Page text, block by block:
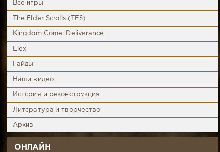
Все игры
The Elder Scrolls (TES)
Kingdom Come: Deliverance
Elex
Гайды
Наши видео
История и реконструкция
Литература и творчество
Архив
ОНЛАЙН